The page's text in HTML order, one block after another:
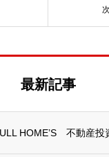
最新記事